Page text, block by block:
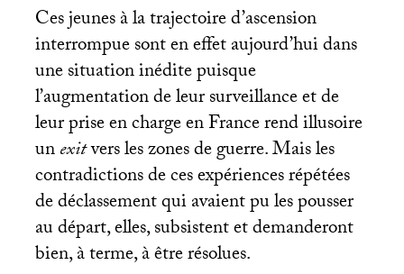
Ces jeunes à la trajectoire d’ascension
interrompue sont en effet aujourd’hui dans
une situation inédite puisque
l’augmentation de leur surveillance et de
leur prise en charge en France rend illusoire
unexitvers les zones de guerre. Mais les
contradictions de ces expériences répétées
de déclassement qui avaient pu les pousser
au départ, elles, subsistent et demanderont
bien, à terme, à être résolues.